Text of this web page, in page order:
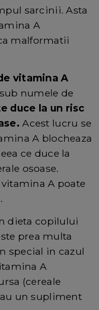
sarcinii. Asta
A
malformatii
vitamina A
numele de
duce la un risc
Acest lucru se
A blocheaza
ce duce la
osoase.
A poate
dieta copilului
prea multa
special in cazul
A
(cereale
un supliment